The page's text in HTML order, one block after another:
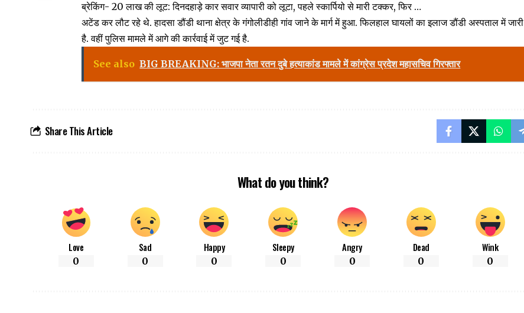
ब्रेकिंग- 20 लाख की लूट: दिनदहाड़े कार सवार व्यापारी को लूटा, पहले स्कार्पियो से मारी टक्कर, फिर …
अटेंड कर लौट रहे थे. हादसा डौंडी थाना क्षेत्र के गंगोलीडीही गांव जाने के मार्ग में हुआ. फिलहाल घायलों का इलाज डौंडी अस्पताल में जारी
है. वहीं पुलिस मामले में आगे की कार्रवाई में जुट गई है.
See also BIG BREAKING: भाजपा नेता रतन दुबे हत्याकांड मामले में कांग्रेस प्रदेश महासचिव गिरफ्तार
Share This Article
What do you think?
Love
0
Sad
0
Happy
0
Sleepy
0
Angry
0
Dead
0
Wink
0